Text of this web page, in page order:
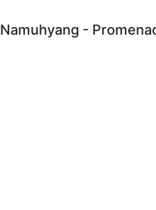
Namuhyang -